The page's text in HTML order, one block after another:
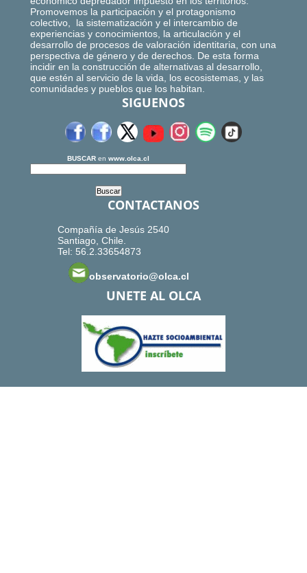
Promovemos la participación y el protagonismo
colectivo, la sistematización y el intercambio de
experiencias y conocimientos, la articulación y el
desarrollo de procesos de valoración identitaria, con una
perspectiva de género y de derechos. De esta forma
incidir en la construcción de alternativas al desarrollo,
que estén al servicio de la vida, los ecosistemas, y las
comunidades y pueblos que los habitan.
SIGUENOS
BUSCAR en www.olca.cl
CONTACTANOS
Compañía de Jesús 2540
Santiago, Chile.
Tel: 56.2.33654873
observatorio@olca.cl
UNETE AL OLCA